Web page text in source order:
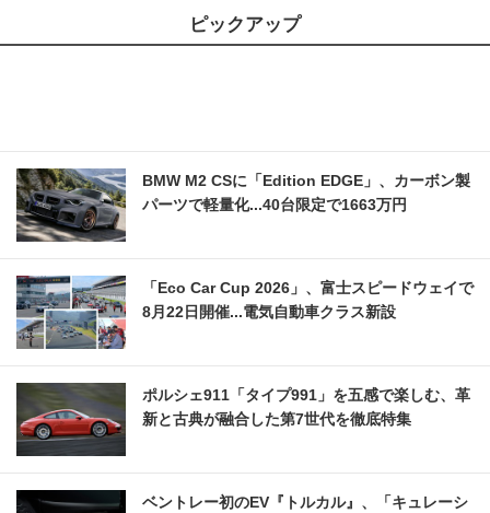
ピックアップ
BMW M2 CSに「Edition EDGE」、カーボン製
パーツで軽量化...40台限定で1663万円
「Eco Car Cup 2026」、富士スピードウェイで
8月22日開催...電気自動車クラス新設
ポルシェ911「タイプ991」を五感で楽しむ、革
新と古典が融合した第7世代を徹底特集
ベントレー初のEV『トルカル』、「キュレーシ